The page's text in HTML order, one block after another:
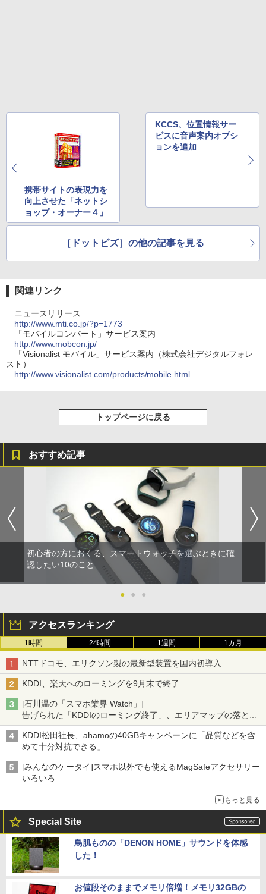
携帯サイトの表現力を
向上させた「ネットシ
ョップ・オーナー４」
KCCS、位置情報サー
ビスに音声案内オプシ
ョンを追加
［ドットビズ］の他の記事を見る
関連リンク
ニュースリリース
http://www.mti.co.jp/?p=1773
「モバイルコンバート」サービス案内
http://www.mobcon.jp/
「Visionalist モバイル」サービス案内（株式会社デジタルフォレ
スト）
http://www.visionalist.com/products/mobile.html
トップページに戻る
おすすめ記事
初心者の方におくる、スマートウォッチを選ぶときに確
認したい10のこと
● ● ●
アクセスランキング
1時間 24時間 1週間 1カ月
NTTドコモ、エリクソン製の最新型装置を国内初導入
KDDI、楽天へのローミングを9月末で終了
[石川温の「スマホ業界 Watch」]
告げられた「KDDIのローミング終了」、エリアマップの落とし
穴と楽天モバイルの課題
KDDI松田社長、ahamoの40GBキャンペーンに「品質などを含
めて十分対抗できる」
[みんなのケータイ]スマホ以外でも使えるMagSafeアクセサリー
いろいろ
もっと見る
Special Site
鳥肌ものの「DENON HOME」サウンドを体感
した！
お値段そのままでメモリ倍増！メモリ32GBの